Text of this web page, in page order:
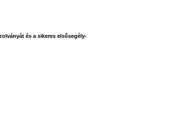
és a sikeres elsősegély-